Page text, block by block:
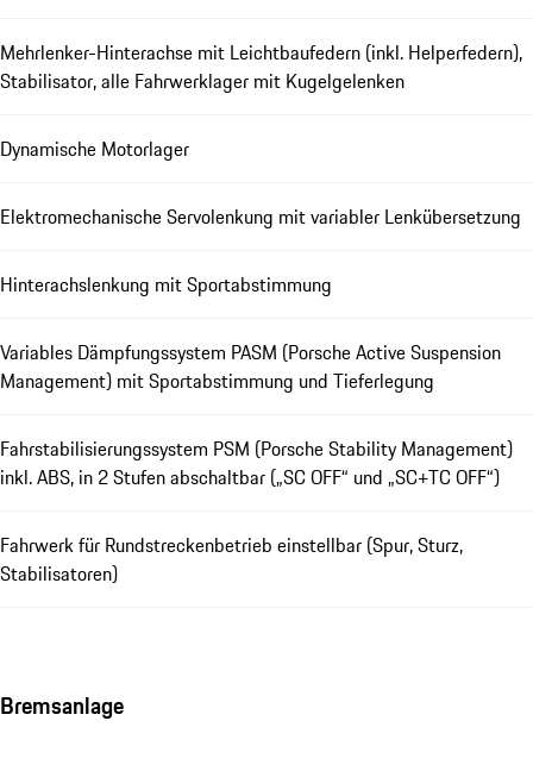
Mehrlenker-Hinterachse mit Leichtbaufedern (inkl. Helperfedern),
Stabilisator, alle Fahrwerklager mit Kugelgelenken
Dynamische Motorlager
Elektromechanische Servolenkung mit variabler Lenkübersetzung
Hinterachslenkung mit Sportabstimmung
Variables Dämpfungssystem PASM (Porsche Active Suspension
Management) mit Sportabstimmung und Tieferlegung
Fahrstabilisierungssystem PSM (Porsche Stability Management)
inkl. ABS, in 2 Stufen abschaltbar („SC OFF“ und „SC+TC OFF“)
Fahrwerk für Rundstreckenbetrieb einstellbar (Spur, Sturz,
Stabilisatoren)
Bremsanlage